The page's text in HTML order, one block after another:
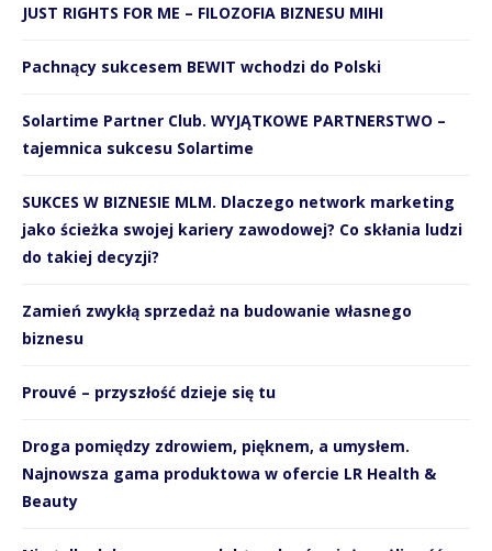
JUST RIGHTS FOR ME – FILOZOFIA BIZNESU MIHI
Pachnący sukcesem BEWIT wchodzi do Polski
Solartime Partner Club. WYJĄTKOWE PARTNERSTWO –
tajemnica sukcesu Solartime
SUKCES W BIZNESIE MLM. Dlaczego network marketing
jako ścieżka swojej kariery zawodowej? Co skłania ludzi
do takiej decyzji?
Zamień zwykłą sprzedaż na budowanie własnego
biznesu
Prouvé – przyszłość dzieje się tu
Droga pomiędzy zdrowiem, pięknem, a umysłem.
Najnowsza gama produktowa w ofercie LR Health &
Beauty